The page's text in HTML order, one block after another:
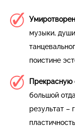
музыки,
поистине
Прекрасную
большой
результат –